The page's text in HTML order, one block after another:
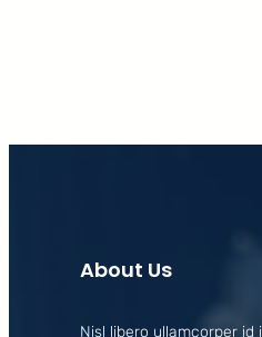
About Us
Nisl libero ullamcorper id